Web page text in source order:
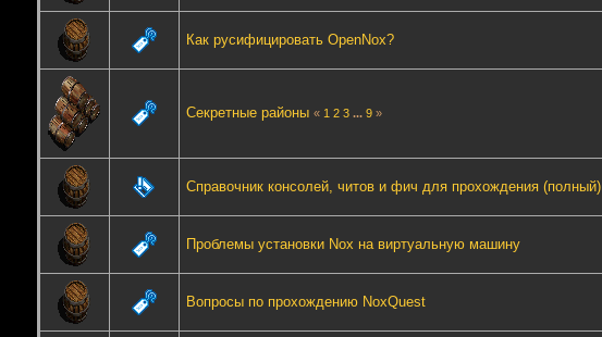
Как русифицировать OpenNox?
Cекретные районы « 1 2 3 ...9 »
Справочник консолей, читов и фич для прохождения (полный)
Проблемы установки Nox на виртуальную машину
Вопросы по прохождению NoxQuest